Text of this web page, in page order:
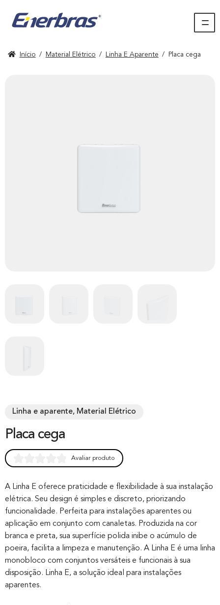
Início / Material Elétrico / Linha E Aparente / Placa cega
Linha e aparente, Material Elétrico
Placa cega
out of 0
based on
customer
rating
Avaliar produto
A Linha E oferece praticidade e flexibilidade à sua instalação
elétrica. Seu design é simples e discreto, priorizando
funcionalidade. Perfeita para instalações aparentes ou
aplicação em conjunto com canaletas. Produzida na cor
branca e preta, sua superfície polida inibe o acúmulo de
poeira, facilita a limpeza e manutenção. A Linha E é uma linha
monobloco com conjuntos versáteis e funcionais à sua
disposição. Linha E, a solução ideal para instalações
aparentes.